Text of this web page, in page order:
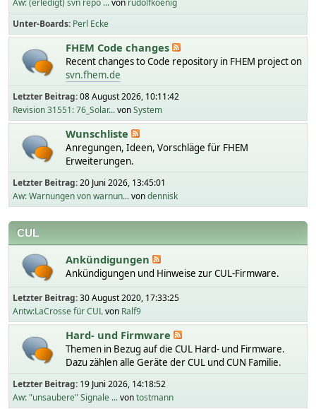
Aw: (erledigt) svn repo ...von rudolfkoenig
Unter-Boards Perl Ecke
FHEM Code changes
Recent changes to Code repository in FHEM project on
svn.fhem.de
Letzter Beitrag:08 August 2026, 10:11:42
Revision 31551: 76_Solar...vonSystem
Wunschliste
Anregungen, Ideen, Vorschläge für FHEM
Erweiterungen.
Letzter Beitrag:20 Juni 2026, 13:45:01
Aw: Warnungen von warnun...vondennisk
CUL
Ankündigungen
Ankündigungen und Hinweise zur CUL-Firmware.
Letzter Beitrag:30 August 2020, 17:33:25
Antw:LaCrosse für CULvon Ralf9
Hard- und Firmware
Themen in Bezug auf die CUL Hard- und Firmware.
Dazu zählen alle Geräte der CUL und CUN Familie.
Letzter Beitrag: 19 Juni 2026, 14:18:52
Aw: "unsaubere" Signale ...vontostmann